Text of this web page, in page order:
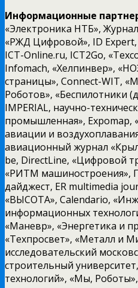
Информационные
«Электроника НТБ»,
«РЖД Цифровой», ID
ICT-Online.ru, ICT2Go,
Infomach, «Хелпинвер»,
страницы», Connect-WIT,
Роботов», «Беспилотники
IMPERIAL, научно-
промышленная», Expomap,
авиации и
авиационный журнал
be, DirectLine, «Цифровой
«РИТМ машиностроения»,
дайджест, ER multimedia
«ВЫСОТА», Calendario,
информационных
«Маневр», «Энергетика и
«Техпросвет», «Металл и
исследовательский
строительный
технологий», «Мы,